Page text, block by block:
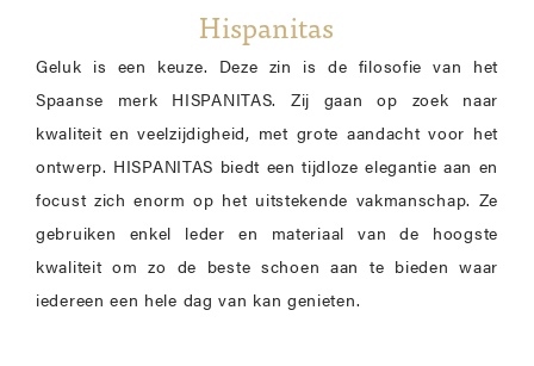
Hispanitas
Geluk is een keuze. Deze zin is de filosofie van het
Spaanse merk HISPANITAS. Zij gaan op zoek naar
kwaliteit en veelzijdigheid, met grote aandacht voor het
ontwerp. HISPANITAS biedt een tijdloze elegantie aan en
focust zich enorm op het uitstekende vakmanschap. Ze
gebruiken enkel leder en materiaal van de hoogste
kwaliteit om zo de beste schoen aan te bieden waar
iedereen een hele dag van kan genieten.